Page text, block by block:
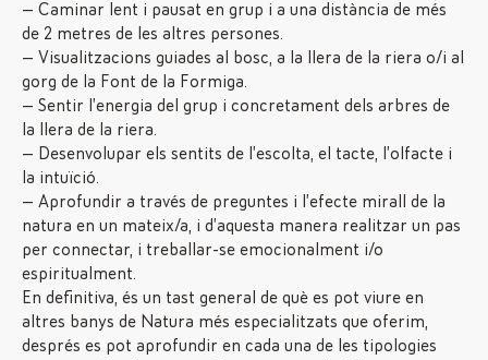
Caminar lent i pausat en grup i a una distància de més
de 2 metres de les altres persones.
Visualitzacions guiades al bosc, a la llera de la riera o/i al
gorg de la Font de la Formiga.
Sentir l’energia del grup i concretament dels arbres de
la llera de la riera.
Desenvolupar els sentits de l’escolta, el tacte, l’olfacte i
la intuïció.
Aprofundir a través de preguntes i l’efecte mirall de la
natura en un mateix/a, i d’aquesta manera realitzar un pas
per connectar, i treballar-se emocionalment i/o
espiritualment.
En definitiva, és un tast general de què es pot viure en
altres banys de Natura més especialitzats que oferim,
després es pot aprofundir en cada una de les tipologies